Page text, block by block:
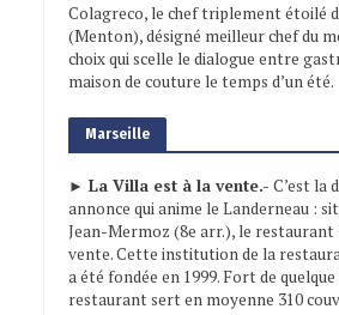
Colagreco, le chef triplement étoilé
(Menton), désigné meilleur chef du
choix qui scelle le dialogue entre
maison de couture le temps d’un été.
Marseille
► La Villa est à la vente.- C’est la
annonce qui anime le Landerneau :
Jean-Mermoz (8e arr.), le restaurant
vente. Cette institution de la
a été fondée en 1999. Fort de quelque
restaurant sert en moyenne 310